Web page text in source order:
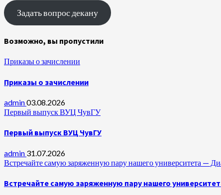
Задать вопрос декану
Возможно, вы пропустили
Приказы о зачислении
Приказы о зачислении
admin03.08.2026
Первый выпуск ВУЦ ЧувГУ
Первый выпуск ВУЦ ЧувГУ
admin 31.07.2026
Встречайте самую заряженную пару нашего
Встречайте самую заряженную пару нашего